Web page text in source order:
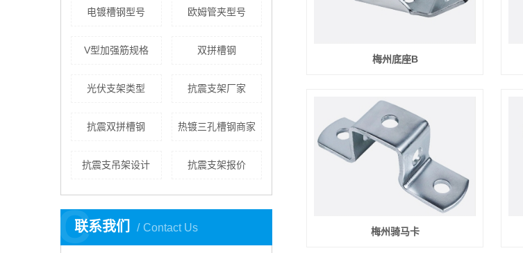
电镀槽钢型号 欧姆管夹型号
V型加强筋规格 双拼槽钢
光伏支架类型 抗震支架厂家
抗震双拼槽钢 热镀三孔槽钢商家
抗震支吊架设计 抗震支架报价
联系我们 Contact Us
C
梅州底座B
梅州骑马卡